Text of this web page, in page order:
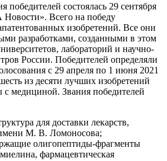
победителей состоялась 29 сентября
Всего на победу
изобретений. Все они
разработками, созданными в этом
лабораторий и научно-
России. Победителей определяли
с 29 апреля по 1 июня 2021
из десяти лучших изобретений
с медициной. Звания победителей
для доставки лекарств,
М. В. Ломоносова;
олигопептиды-фрагменты
фармацевтическая